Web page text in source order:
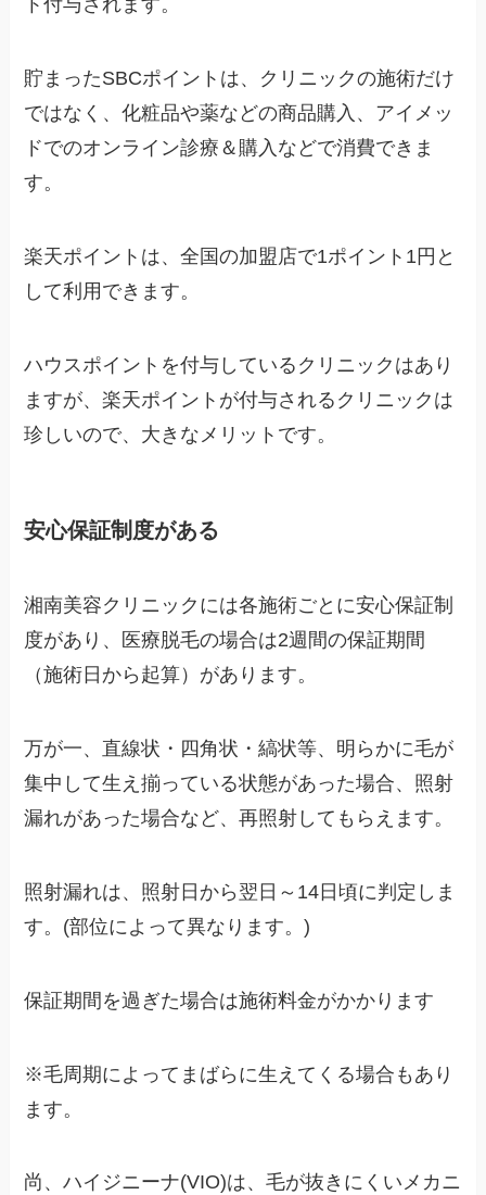
ト付与されます。
貯まったSBCポイントは、クリニックの施術だけ
ではなく、化粧品や薬などの商品購入、アイメッ
ドでのオンライン診療＆購入などで消費できま
す。
楽天ポイントは、全国の加盟店で1ポイント1円と
して利用できます。
ハウスポイントを付与しているクリニックはあり
ますが、楽天ポイントが付与されるクリニックは
珍しいので、大きなメリットです。
安心保証制度がある
湘南美容クリニックには各施術ごとに安心保証制
度があり、医療脱毛の場合は2週間の保証期間
（施術日から起算）があります。
万が一、直線状・四角状・縞状等、明らかに毛が
集中して生え揃っている状態があった場合、照射
漏れがあった場合など、再照射してもらえます。
照射漏れは、照射日から翌日～14日頃に判定しま
す。(部位によって異なります。)
保証期間を過ぎた場合は施術料金がかかります
※毛周期によってまばらに生えてくる場合もあり
ます。
尚、ハイジニーナ(VIO)は、毛が抜きにくいメカニ